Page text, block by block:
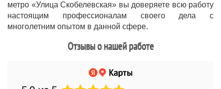
метро «Улица Скобелевская» вы доверяете всю работу
настоящим профессионалам своего дела с
многолетним опытом в данной сфере.
Отзывы о нашей работе